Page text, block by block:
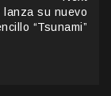
lanza su nuevo
“Tsunami”